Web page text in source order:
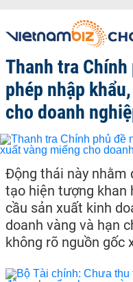
Thanh tra
phép nhập
cho doanh
Động thái này nhằm
tạo hiện tượng khan
cầu sản xuất kinh
doanh vàng và hạn
không rõ nguồn gốc